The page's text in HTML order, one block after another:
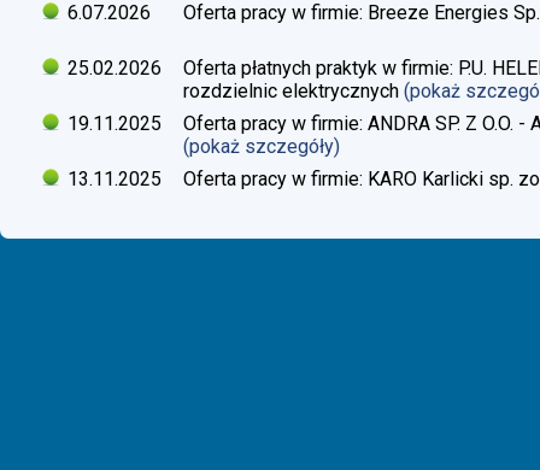
6.07.2026 Oferta pracy w firmie: Breeze Energies
25.02.2026
Oferta płatnych praktyk w firmie: P.U.
rozdzielnic elektrycznych (pokaż
19.11.2025
Oferta pracy w firmie: ANDRA SP. Z O.O.
(pokaż szczegóły)
13.11.2025
Oferta pracy w firmie: KARO Karlicki sp.